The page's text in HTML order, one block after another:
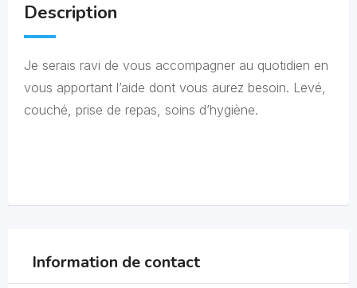
Description
Je serais ravi de vous accompagner au quotidien en
vous apportant l’aide dont vous aurez besoin. Levé,
couché, prise de repas, soins d’hygiène.
Information de contact